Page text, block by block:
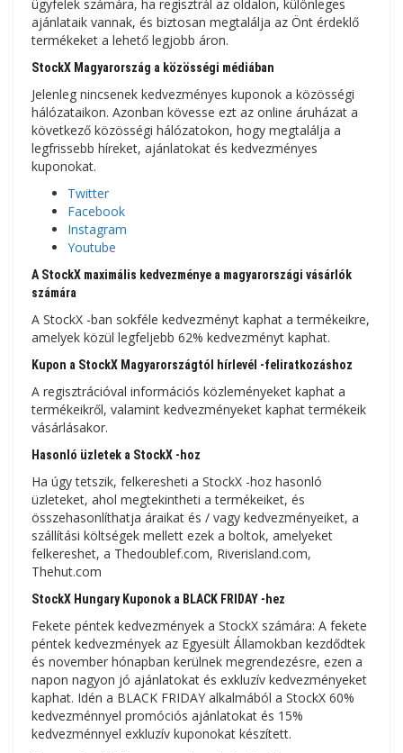
ügyfelek számára, ha regisztrál az oldalon, különleges
ajánlataik vannak, és biztosan megtalálja az Önt érdeklő
termékeket a lehető legjobb áron.
StockX Magyarország a közösségi médiában
Jelenleg nincsenek kedvezményes kuponok a közösségi
hálózataikon. Azonban kövesse ezt az online áruházat a
következő közösségi hálózatokon, hogy megtalálja a
legfrissebb híreket, ajánlatokat és kedvezményes
kuponokat.
Twitter
Facebook
Instagram
Youtube
A StockX maximális kedvezménye a magyarországi vásárlók
számára
A StockX -ban sokféle kedvezményt kaphat a termékeikre,
amelyek közül legfeljebb 62% kedvezményt kaphat.
Kupon a StockX Magyarországtól hírlevél -feliratkozáshoz
A regisztrációval információs közleményeket kaphat a
termékeikről, valamint kedvezményeket kaphat termékeik
vásárlásakor.
Hasonló üzletek a StockX -hoz
Ha úgy tetszik, felkeresheti a StockX -hoz hasonló
üzleteket, ahol megtekintheti a termékeiket, és
összehasonlíthatja áraikat és / vagy kedvezményeiket, a
szállítási költségek mellett ezek a boltok, amelyeket
felkereshet, a Thedoublef.com, Riverisland.com,
Thehut.com
StockX Hungary Kuponok a BLACK FRIDAY -hez
Fekete péntek kedvezmények a StockX számára: A fekete
péntek kedvezmények az Egyesült Államokban kezdődtek
és november hónapban kerülnek megrendezésre, ezen a
napon nagyon jó ajánlatokat és exkluzív kedvezményeket
kaphat. Idén a BLACK FRIDAY alkalmából a StockX 60%
kedvezménnyel promóciós ajánlatokat és 15%
kedvezménnyel exkluzív kuponokat készített.